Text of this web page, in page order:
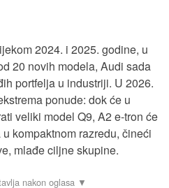
2024. i 2025. godine, u
20 novih modela, Audi sada
portfelja u industriji. U 2026.
ponude: dok će u
veliki model Q9, A2 e-tron će
kompaktnom razredu, čineći
mlađe ciljne skupine.